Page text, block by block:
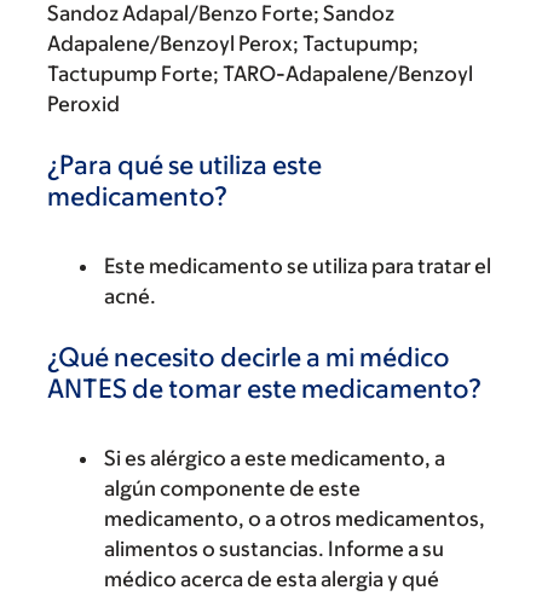
Sandoz Adapal/Benzo Forte; Sandoz
Adapalene/Benzoyl Perox; Tactupump;
Tactupump Forte; TARO-Adapalene/Benzoyl
Peroxid
¿Para qué se utiliza este
medicamento?
Este medicamento se utiliza para tratar el
acné.
¿Qué necesito decirle a mi médico
ANTES de tomar este medicamento?
Si es alérgico a este medicamento, a
algún componente de este
medicamento, o a otros medicamentos,
alimentos o sustancias. Informe a su
médico acerca de esta alergia y qué